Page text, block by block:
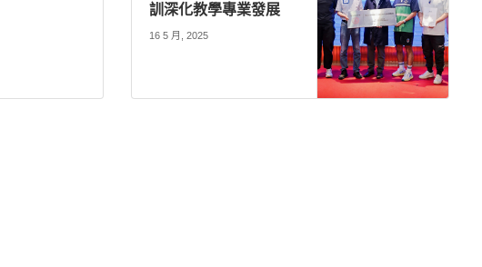
訓深化教學專業發展
16 5 月, 2025